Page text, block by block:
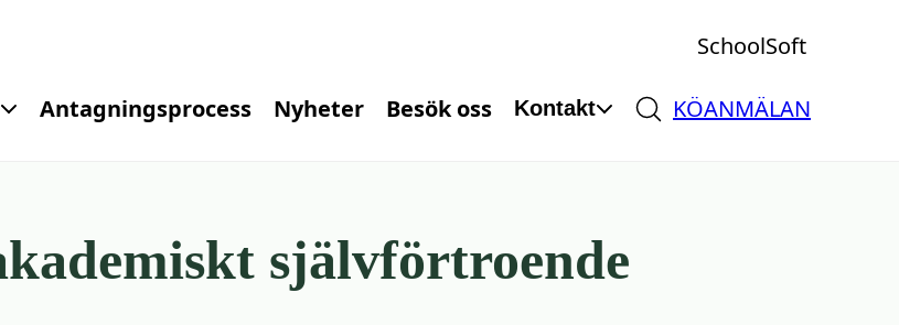
Antagningsprocess Nyheter Besök oss Kontakt
SchoolSoft
KÖANMÄLAN
självförtroende